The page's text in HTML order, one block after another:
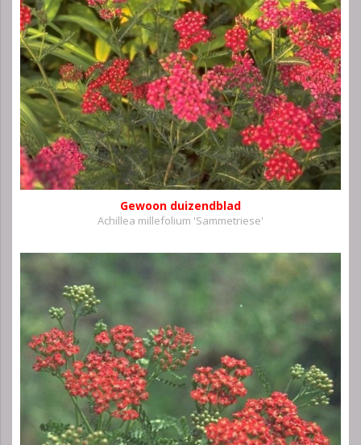
Gewoon duizendblad
Achillea millefolium 'Sammetriese'